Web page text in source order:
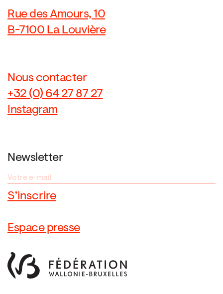
Rue des Amours, 10
B-7100 La Louvière
Nous contacter
+32 (0) 64 27 87 27
Instagram
Newsletter
Espace presse